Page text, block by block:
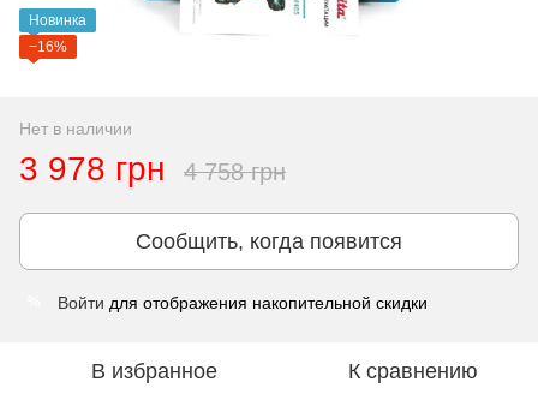
Новинка
−16%
Нет в наличии
3 978 грн 4 758 грн
Сообщить, когда появится
Войти для отображения накопительной скидки
В избранное К сравнению